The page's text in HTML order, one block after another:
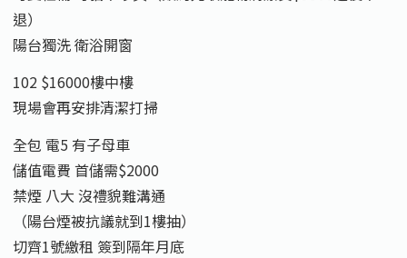
退）
陽台獨洗 衛浴開窗
102 $16000樓中樓
現場會再安排清潔打掃
全包 電5 有子母車
儲值電費 首儲需$2000
禁煙 八大 沒禮貌難溝通
（陽台煙被抗議就到1樓抽）
切齊1號繳租 簽到隔年月底